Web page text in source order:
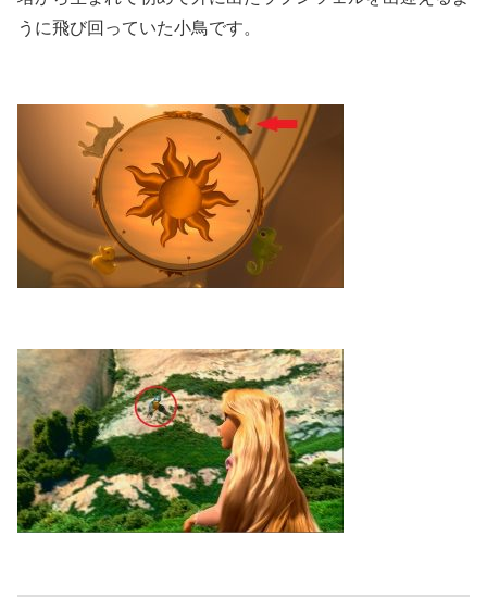
うに飛び回っていた小鳥です。